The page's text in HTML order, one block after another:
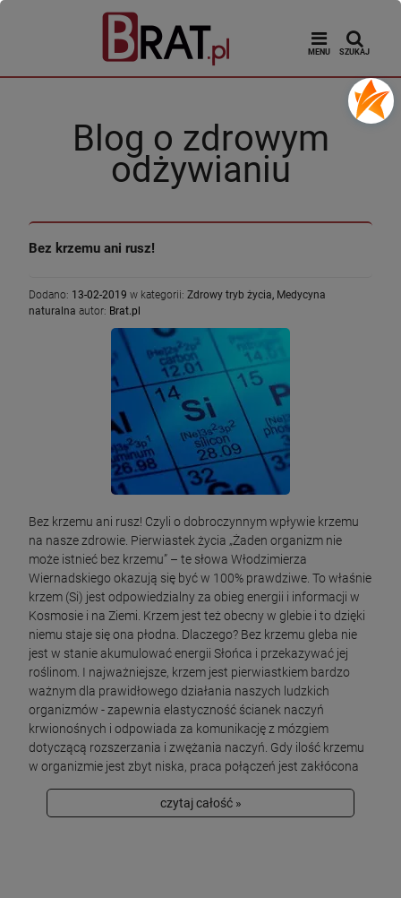
MENU SZUKAJ
Blog o zdrowym
odżywianiu
Bez krzemu ani rusz!
Dodano: 13-02-2019 w kategorii: Zdrowy tryb życia, Medycyna
naturalna autor: Brat.pl
Bez krzemu ani rusz! Czyli o dobroczynnym wpływie krzemu
na nasze zdrowie. Pierwiastek życia „Żaden organizm nie
może istnieć bez krzemu” – te słowa Włodzimierza
Wiernadskiego okazują się być w 100% prawdziwe. To właśnie
krzem (Si) jest odpowiedzialny za obieg energii i informacji w
Kosmosie i na Ziemi. Krzem jest też obecny w glebie i to dzięki
niemu staje się ona płodna. Dlaczego? Bez krzemu gleba nie
jest w stanie akumulować energii Słońca i przekazywać jej
roślinom. I najważniejsze, krzem jest pierwiastkiem bardzo
ważnym dla prawidłowego działania naszych ludzkich
organizmów - zapewnia elastyczność ścianek naczyń
krwionośnych i odpowiada za komunikację z mózgiem
dotyczącą rozszerzania i zwężania naczyń. Gdy ilość krzemu
w organizmie jest zbyt niska, praca połączeń jest zakłócona
czytaj całość »